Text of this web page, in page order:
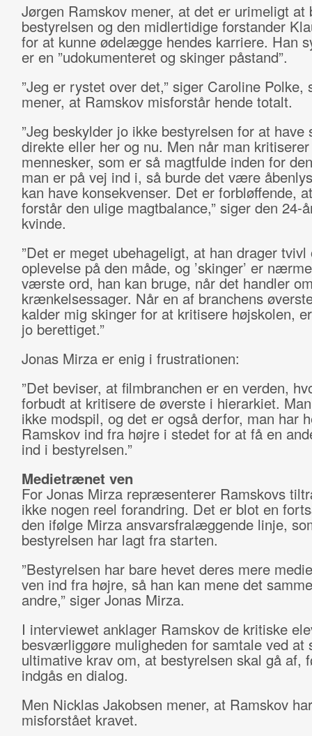
Jørgen Ramskov mener, at det er urimeligt at
bestyrelsen og den midlertidige forstander
for at kunne ødelægge hendes karriere. Han
er en ”udokumenteret og skinger påstand”.
”Jeg er rystet over det,” siger Caroline Polke,
mener, at Ramskov misforstår hende totalt.
”Jeg beskylder jo ikke bestyrelsen for at have
direkte eller her og nu. Men når man
mennesker, som er så magtfulde inden for
man er på vej ind i, så burde det være
kan have konsekvenser. Det er forbløffende,
forstår den ulige magtbalance,” siger den 24-
kvinde.
”Det er meget ubehageligt, at han drager tvivl
oplevelse på den måde, og ’skinger’ er
værste ord, han kan bruge, når det handler
krænkelsessager. Når en af branchens
kalder mig skinger for at kritisere højskolen,
jo berettiget.”
Jonas Mirza er enig i frustrationen:
”Det beviser, at filmbranchen er en verden,
forbudt at kritisere de øverste i hierarkiet.
ikke modspil, og det er også derfor, man har
Ramskov ind fra højre i stedet for at få en
ind i bestyrelsen.”
Medietrænet ven
For Jonas Mirza repræsenterer Ramskovs
ikke nogen reel forandring. Det er blot en
den ifølge Mirza ansvarsfralæggende linje,
bestyrelsen har lagt fra starten.
”Bestyrelsen har bare hevet deres mere
ven ind fra højre, så han kan mene det
andre,” siger Jonas Mirza.
I interviewet anklager Ramskov de kritiske
besværliggøre muligheden for samtale ved at
ultimative krav om, at bestyrelsen skal gå af,
indgås en dialog.
Men Nicklas Jakobsen mener, at Ramskov har
misforstået kravet.